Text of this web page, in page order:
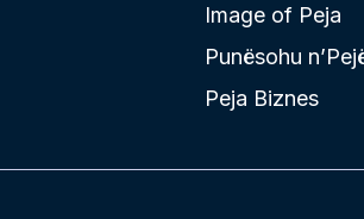
Image of Peja
Punësohu
Peja Biznes